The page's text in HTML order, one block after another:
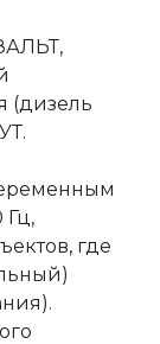
(дизель
Гц,
где